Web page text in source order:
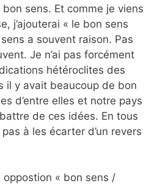
sens. Et comme je viens
j’ajouterai « le bon sens
a souvent raison. Pas
Je n’ai pas forcément
hétéroclites des
il y avait beaucoup de bon
d’entre elles et notre pays
de ces idées. En tous
à les écarter d’un revers
« bon sens /